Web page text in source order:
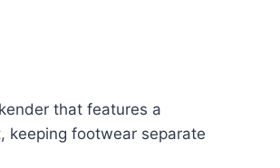
that features a
keeping footwear separate